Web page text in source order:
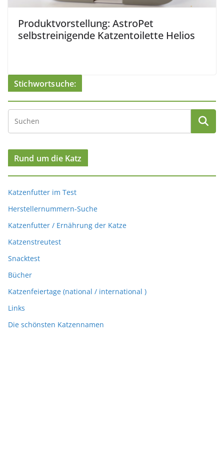
Produktvorstellung: AstroPet
selbstreinigende Katzentoilette Helios
Stichwortsuche:
Rund um die Katz
Katzenfutter im Test
Herstellernummern-Suche
Katzenfutter / Ernährung der Katze
Katzenstreutest
Snacktest
Bücher
Katzenfeiertage (national / international )
Links
Die schönsten Katzennamen